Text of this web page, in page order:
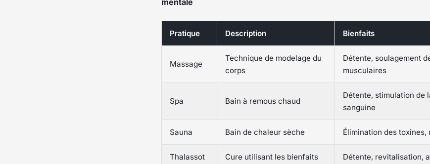
mentale
Pratique Description Bienfaits
Massage
Technique de modelage du
corps
Détente, soulagement
musculaires
Spa Bain à remous chaud
Détente, stimulation de
sanguine
Sauna Bain de chaleur sèche Élimination des toxines,
Thalassot
Cure utilisant les bienfaits
Détente, revitalisation,